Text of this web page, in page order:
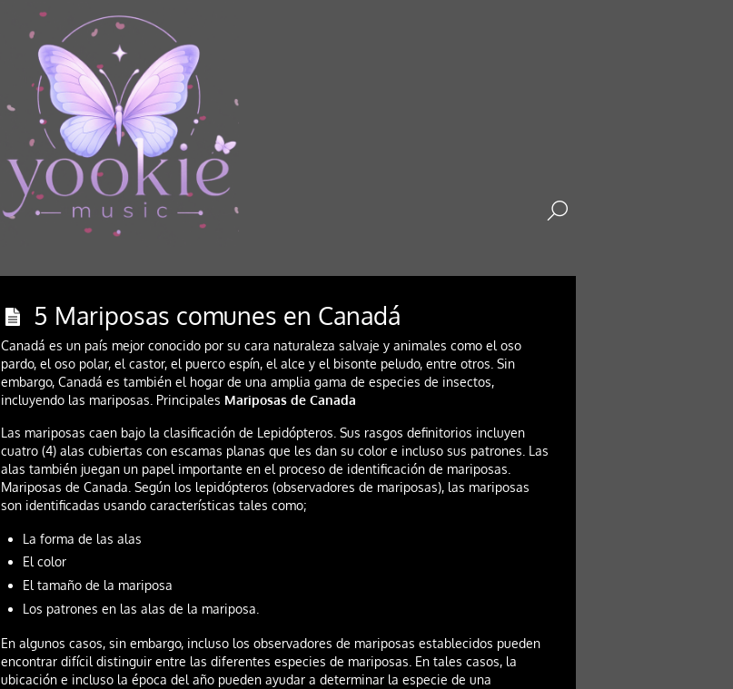
5 Mariposas comunes en Canadá
Canadá es un país mejor conocido por su cara naturaleza salvaje y animales como el oso
pardo, el oso polar, el castor, el puerco espín, el alce y el bisonte peludo, entre otros. Sin
embargo, Canadá es también el hogar de una amplia gama de especies de insectos,
incluyendo las mariposas. Principales Mariposas de Canada
Las mariposas caen bajo la clasificación de Lepidópteros. Sus rasgos definitorios incluyen
cuatro (4) alas cubiertas con escamas planas que les dan su color e incluso sus patrones. Las
alas también juegan un papel importante en el proceso de identificación de mariposas.
Mariposas de Canada. Según los lepidópteros (observadores de mariposas), las mariposas
son identificadas usando características tales como;
La forma de las alas
El color
El tamaño de la mariposa
Los patrones en las alas de la mariposa.
En algunos casos, sin embargo, incluso los observadores de mariposas establecidos pueden
encontrar difícil distinguir entre las diferentes especies de mariposas. En tales casos, la
ubicación e incluso la época del año pueden ayudar a determinar la especie de una